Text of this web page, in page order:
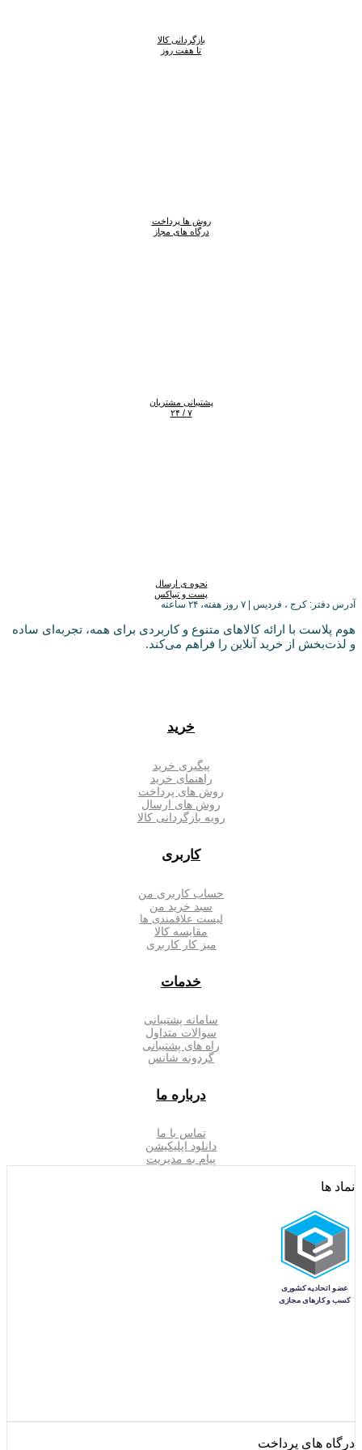
شوند
بازگردانی کالا
تا هفت روز
روش ها پرداخت
درگاه های مجاز
پشتیبانی مشتریان
۷ / ۲۴
نحوه ی ارسال
پست و تیپاکس
آدرس دفتر: کرج ، فردیس | ۷ روز هفته، ۲۴ ساعته
هوم پلاست با ارائه کالاهای متنوع و کاربردی برای همه، تجربه‌ای ساده
و لذت‌بخش از خرید آنلاین را فراهم می‌کند.
خرید
پیگیری خرید
راهنمای خرید
روش های پرداخت
روش های ارسال
رویه بازگردانی کالا
کاربری
حساب کاربری من
سبد خرید من
لیست علاقمندی ها
مقایسه کالا
میز کار کاربری
خدمات
سامانه پشتیبانی
سوالات متداول
راه های پشتیبانی
گردونه شانس
درباره ما
تماس با ما
دانلود اپلیکیشن
پیام به مدیریت
نماد ها
درگاه های پرداخت